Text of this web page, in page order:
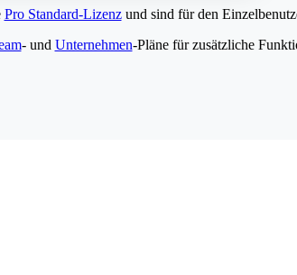
Pro Standard-Lizenzund sind für den
- und Unternehmen-Pläne für zusätzliche